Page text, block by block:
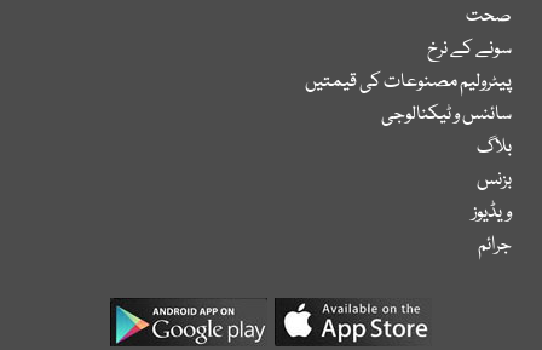
صحت
سونے کے نرخ
پیٹرولیم مصنوعات کی قیمتیں
سائنس و ٹیکنالوجی
بلاگ
بزنس
ویڈیوز
جرائم